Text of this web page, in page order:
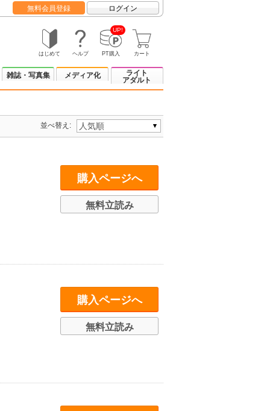
無料会員登録 ログイン
はじめて ヘルプ
UP!
PT購入 カート
雑誌・写真集 メディア化
ライト
アダルト
並べ替え:
購入ページへ
無料立読み
購入ページへ
無料立読み